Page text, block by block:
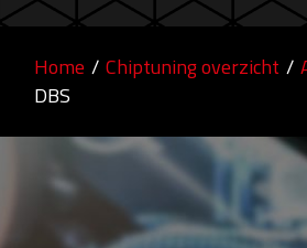
Home / Chiptuning overzicht /
DBS